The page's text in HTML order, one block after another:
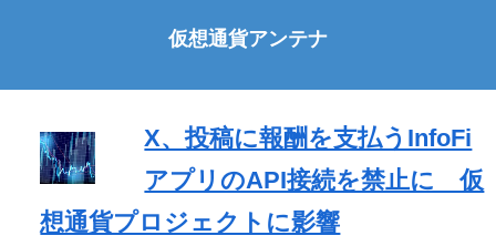
仮想通貨アンテナ
X、投稿に報酬を支払うInfoFi
アプリのAPI接続を禁止に 仮
想通貨プロジェクトに影響